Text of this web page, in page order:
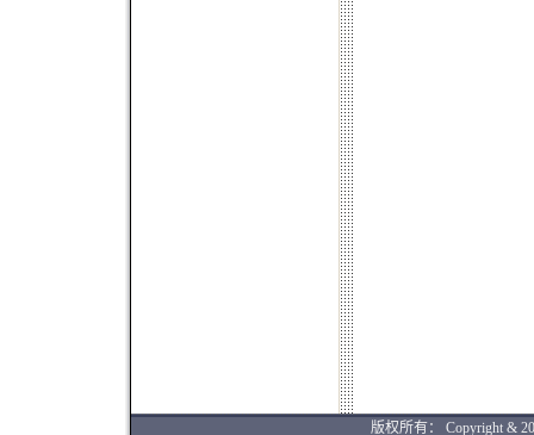
版权所有： Copyright &